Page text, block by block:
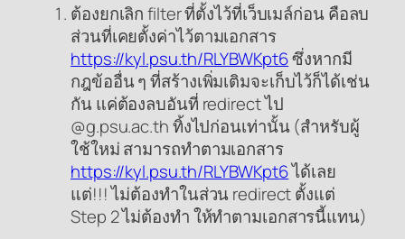
ต้องยกเลิก filter ที่ตั้งไว้ที่เว็บเมล์ก่อน คือลบ
ส่วนที่เคยตั้งค่าไว้ตามเอกสาร
https://kyl.psu.th/RLYBWKpt6ซึ่งหากมี
กฎข้ออื่น ๆ ที่สร้างเพิ่มเติมจะเก็บไว้ก็ได้เช่น
กัน แค่ต้องลบอันที่ redirect ไป
@g.psu.ac.th ทิ้งไปก่อนเท่านั้น (สำหรับผู้
ใช้ใหม่ สามารถทำตามเอกสาร
https://kyl.psu.th/RLYBWKpt6ได้เลย
แต่!!! ไม่ต้องทำในส่วน redirect ตั้งแต่
Step 2 ไม่ต้องทำ ให้ทำตามเอกสารนี้แทน)